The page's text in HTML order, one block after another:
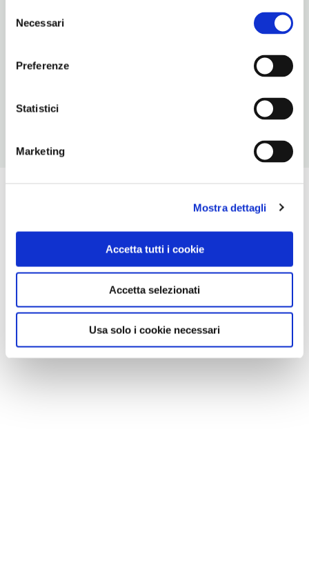
delNecessari
Preferenze
Statistici
Marketing
Mostra dettagli
Accetta tutti i cookie
Accetta selezionati
Usa solo i cookie necessari
TIPO DI CUCINA
NUMERO COPERTI